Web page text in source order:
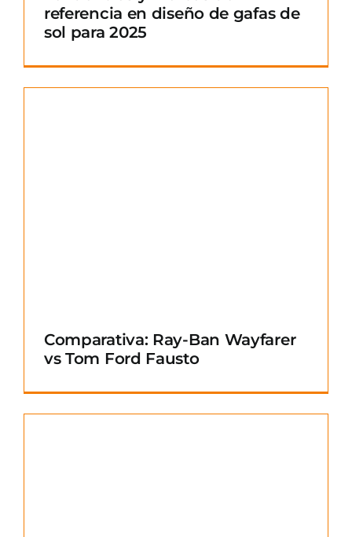
referencia en diseño de gafas de
sol para 2025
Comparativa: Ray-Ban Wayfarer
vs Tom Ford Fausto